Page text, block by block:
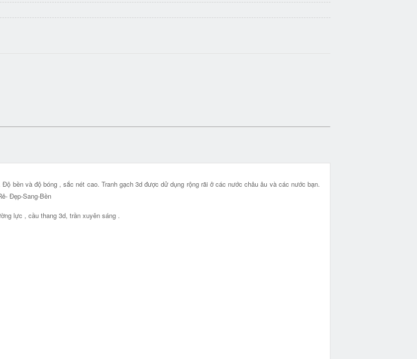
bền và độ bóng , sắc nét cao. Tranh gạch 3d được dử dụng rộng rãi ở các nước châu âu và các nước bạn.
Đẹp-Sang-Bền
lực , cầu thang 3d, trần xuyên sáng .